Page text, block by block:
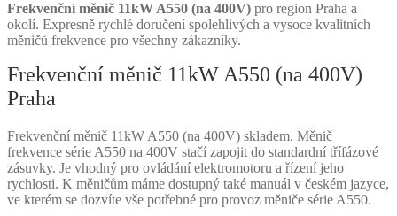
Frekvenční měnič 11kW A550 (na 400V) pro region Praha a
okolí. Expresně rychlé doručení spolehlivých a vysoce kvalitních
měničů frekvence pro všechny zákazníky.
Frekvenční měnič 11kW A550 (na 400V)
Praha
Frekvenční měnič 11kW A550 (na 400V) skladem. Měnič
frekvence série A550 na 400V stačí zapojit do standardní třífázové
zásuvky. Je vhodný pro ovládání elektromotoru a řízení jeho
rychlosti. K měničům máme dostupný také manuál v českém jazyce,
ve kterém se dozvíte vše potřebné pro provoz měniče série A550.